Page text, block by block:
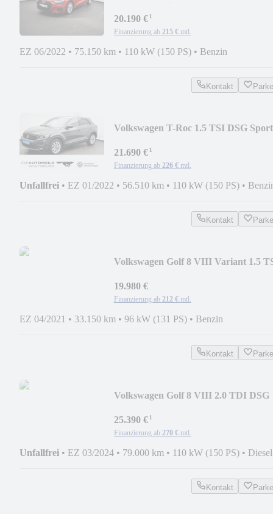
20.190 €¹
Finanzierung ab 215 € mtl.
EZ 06/2022 • 75.150 km • 110 kW (150 PS) • Benzin
Kontakt
Volkswagen T-Roc 1.5 TSI DSG Sport
21.690 €¹
Finanzierung ab 226 € mtl.
Unfallfrei • EZ 01/2022 • 56.510 km • 110 kW (150 PS) •
Kontakt
Volkswagen Golf 8 VIII Variant 1.5
19.980 €
Finanzierung ab 212 € mtl.
EZ 04/2021 • 33.150 km • 96 kW (131 PS) • Benzin
Kontakt
Volkswagen Golf 8 VIII 2.0 TDI DSG
25.390 €¹
Finanzierung ab 270 € mtl.
Unfallfrei • EZ 03/2024 • 79.000 km • 110 kW (150 PS) • Diesel
Kontakt